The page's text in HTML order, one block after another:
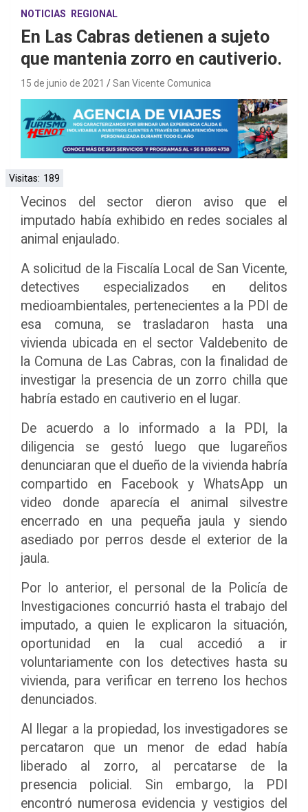
NOTICIAS REGIONAL
En Las Cabras detienen a sujeto
que mantenia zorro en cautiverio.
15 de junio de 2021 San Vicente Comunica
Visitas: 189
Vecinos del sector dieron aviso que el
imputado había exhibido en redes sociales al
animal enjaulado.
A solicitud de la Fiscalía Local de San Vicente,
detectives especializados en delitos
medioambientales, pertenecientes a la PDI de
esa comuna, se trasladaron hasta una
vivienda ubicada en el sector Valdebenito de
la Comuna de Las Cabras, con la finalidad de
investigar la presencia de un zorro chilla que
habría estado en cautiverio en el lugar.
De acuerdo a lo informado a la PDI, la
diligencia se gestó luego que lugareños
denunciaran que el dueño de la vivienda habría
compartido en Facebook y WhatsApp un
video donde aparecía el animal silvestre
encerrado en una pequeña jaula y siendo
asediado por perros desde el exterior de la
jaula.
Por lo anterior, el personal de la Policía de
Investigaciones concurrió hasta el trabajo del
imputado, a quien le explicaron la situación,
oportunidad en la cual accedió a ir
voluntariamente con los detectives hasta su
vivienda, para verificar en terreno los hechos
denunciados.
Al llegar a la propiedad, los investigadores se
percataron que un menor de edad había
liberado al zorro, al percatarse de la
presencia policial. Sin embargo, la PDI
encontró numerosa evidencia y vestigios del